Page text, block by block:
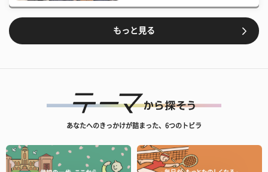
もっと見る
あなたへのきっかけが詰まった、6つのトビラ